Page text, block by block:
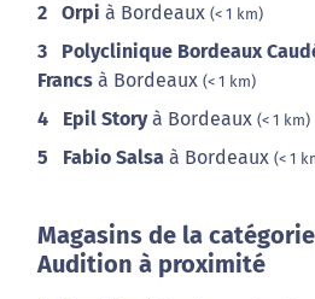
2 Orpi à Bordeaux (< 1 km)
3
Polyclinique Bordeaux
Francs à Bordeaux (< 1 km)
4 Epil Storyà Bordeaux (< 1 km)
5 Fabio Salsa à Bordeaux (< 1
Magasins de la
Audition à proximité